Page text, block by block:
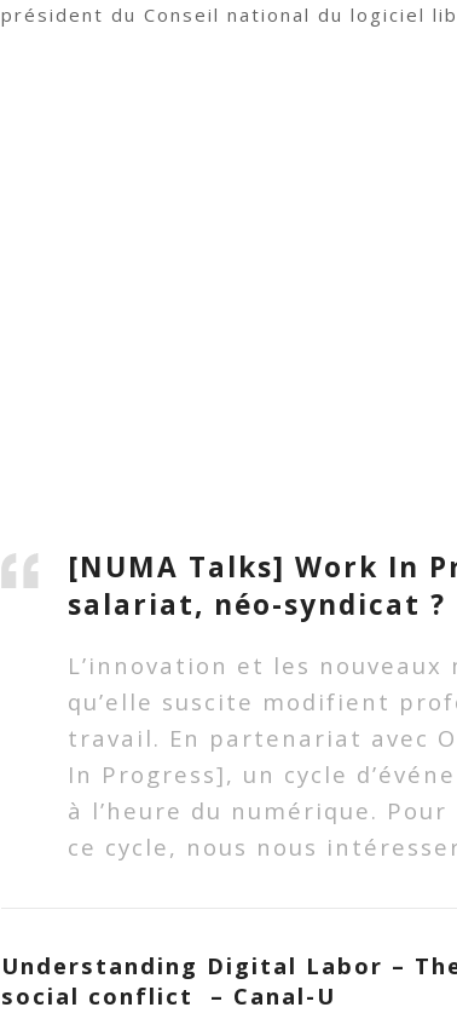
président du Conseil national du logiciel
[NUMA Talks] Work In
salariat, néo-syndicat ?
L’innovation et les nouveaux
qu’elle suscite modifient
travail. En partenariat avec
In Progress], un cycle
à l’heure du numérique.
ce cycle, nous nous
Understanding Digital Labor –
social conflict – Canal-U